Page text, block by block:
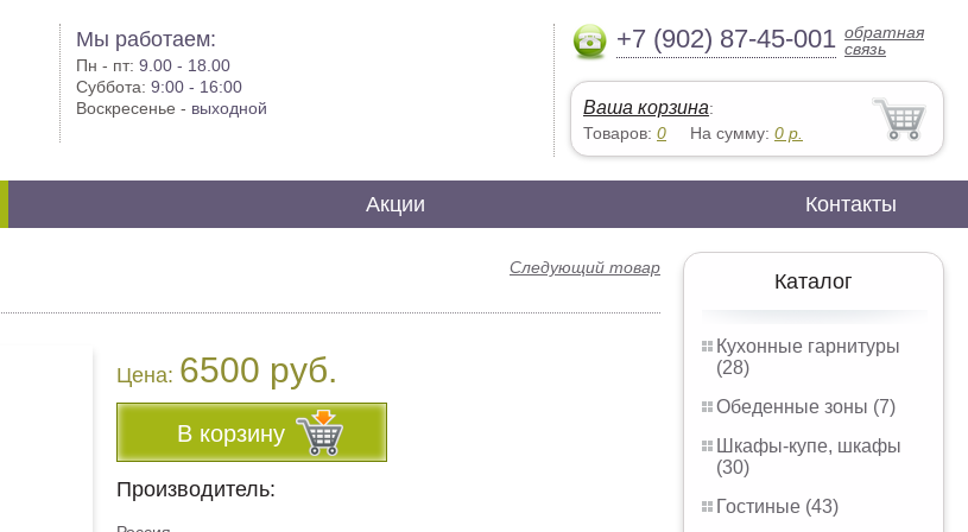
Мы работаем:
Пн - пт:9.00 - 18.00
Суббота:9:00 - 16:00
Воскресенье - выходной
+7 (902) 87-45-001 обратная
связь
Ваша корзина:
Товаров: 0 На сумму: 0 р.
Акции Контакты
Каталог
Кухонные гарнитуры
(28)
Обеденные зоны (7)
Шкафы-купе, шкафы
(30)
Гостиные (43)
Следующий товар
Цена: 6500 руб.
В корзину
Производитель: